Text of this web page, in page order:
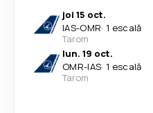
joi 15 oct.
IAS-OMR· 1 escală
Tarom
lun. 19 oct.
OMR-IAS· 1 escală
Tarom